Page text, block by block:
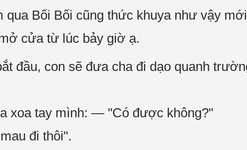
qua Bối Bối cũng thức khuya như vậy
cửa từ lúc bảy giờ ạ.
đầu, con sẽ đưa cha đi dạo quanh
xoa tay mình: — "Có được không?"
đi thôi".